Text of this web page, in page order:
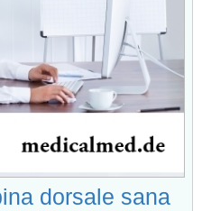
dorsale sana